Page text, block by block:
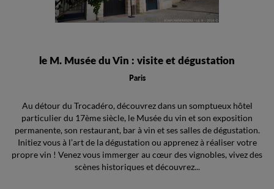
le M. Musée du Vin : visite et dégustation
Paris
Au détour du Trocadéro, découvrez dans un somptueux hôtel
particulier du 17ème siècle, le Musée du vin et son exposition
permanente, son restaurant, bar à vin et ses salles de dégustation.
Initiez vous à l’art de la dégustation ou apprenez à réaliser votre
propre vin ! Venez vous immerger au cœur des vignobles, vivez des
scènes historiques et découvrez...